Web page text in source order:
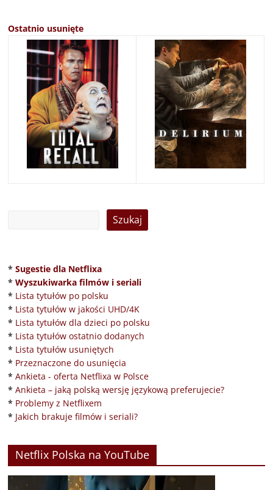
Ostatnio usunięte
* Sugestie dla Netflixa
* Wyszukiwarka filmów i seriali
* Lista tytułów po polsku
* Lista tytułów w jakości UHD/4K
* Lista tytułów dla dzieci po polsku
* Lista tytułów ostatnio dodanych
* Lista tytułów usuniętych
* Przeznaczone do usunięcia
* Ankieta - oferta Netflixa w Polsce
* Ankieta – jaką polską wersję językową preferujecie?
* Problemy z Netflixem
* Jakich brakuje filmów i seriali?
Netflix Polska na YouTube